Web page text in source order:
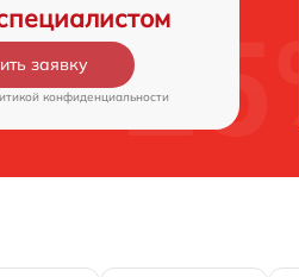
заявку
конфиденциальности